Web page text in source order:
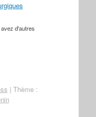
d'autres
| Thème :